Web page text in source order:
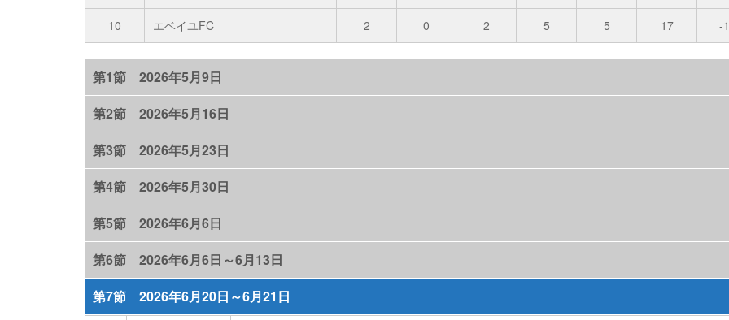
10 エベイユFC 2 0 2 5 5 17 -
第1節 2026年5月9日
第2節 2026年5月16日
第3節 2026年5月23日
第4節 2026年5月30日
第5節 2026年6月6日
第6節 2026年6月6日～6月13日
第7節 2026年6月20日～6月21日